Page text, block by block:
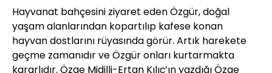
Hayvanat bahçesini ziyaret eden Özgür, doğal
yaşam alanlarından kopartılıp kafese konan
hayvan dostlarını rüyasında görür. Artık harekete
geçme zamanıdır ve Özgür onları kurtarmakta
kararlıdır. Özge Midilli-Ertan Kılıç’ın yazdığı Özge